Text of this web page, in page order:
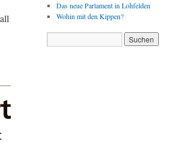
Das neue Parlament in Lohfelden
Wohin mit den Kippen?